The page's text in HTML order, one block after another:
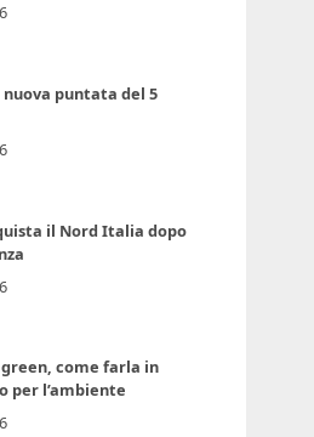
puntata del 5
il Nord Italia dopo
come farla in
per l’ambiente